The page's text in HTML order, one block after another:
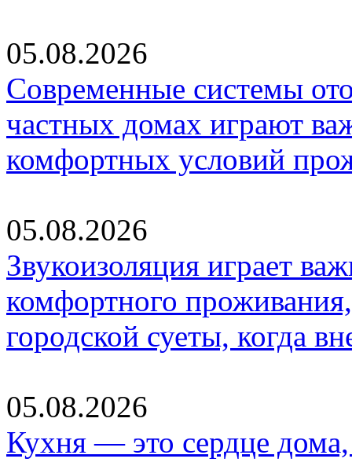
05.08.2026
Современные системы
частных домах играют
комфортных условий
05.08.2026
Звукоизоляция играет
комфортного
городской суеты, когда
05.08.2026
Кухня — это сердце дома,